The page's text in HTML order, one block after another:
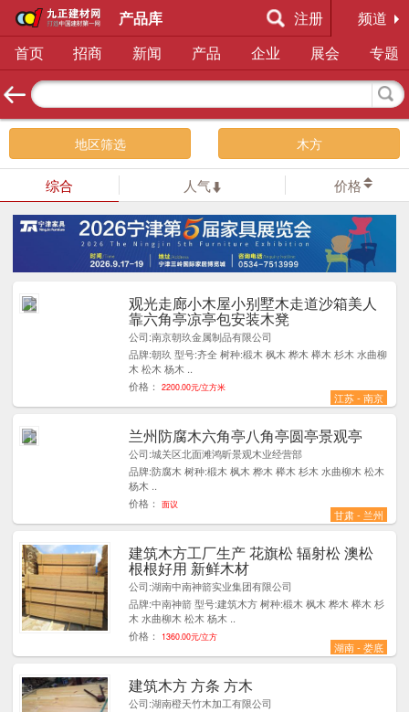
产品库 注册
频道
首页
招商 新闻 产品 企业 展会 专题
地区筛选 木方
综合 人气 价格
观光走廊小木屋小别墅木走道沙箱美人
靠六角亭凉亭包安装木凳
公司:南京朝玖金属制品有限公司
品牌:朝玖 型号:齐全 树种:椴木 枫木 桦木 榉木 杉木 水曲柳
木 松木 杨木 ..
价格：
2200.00元/立方米
江苏 - 南京
1
兰州防腐木六角亭八角亭圆亭景观亭
公司:城关区北面滩鸿昕景观木业经营部
品牌:防腐木 树种:椴木 枫木 桦木 榉木 杉木 水曲柳木 松木
杨木 ..
价格：
面议
甘肃 - 兰州
1
建筑木方工厂生产 花旗松 辐射松 澳松
根根好用 新鲜木材
公司:湖南中南神箭实业集团有限公司
品牌:中南神箭 型号:建筑木方 树种:椴木 枫木 桦木 榉木 杉
木 水曲柳木 松木 杨木 ..
价格：
1360.00元/立方
湖南 - 娄底
6
建筑木方 方条 方木
公司:湖南橙天竹木加工有限公司
3